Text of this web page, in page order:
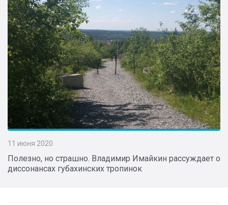
11 июня 2020
Полезно, но страшно. Владимир Имайкин рассуждает о
диссонансах губахинских тропинок